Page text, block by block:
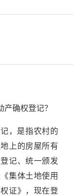
确权登记？
，是指农村的
上的房屋所有
记、统一颁发
集体土地使用
证》，现在登